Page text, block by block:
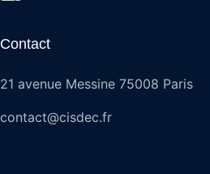
Contact
21 avenue Messine 75008 Paris
contact@cisdec.fr